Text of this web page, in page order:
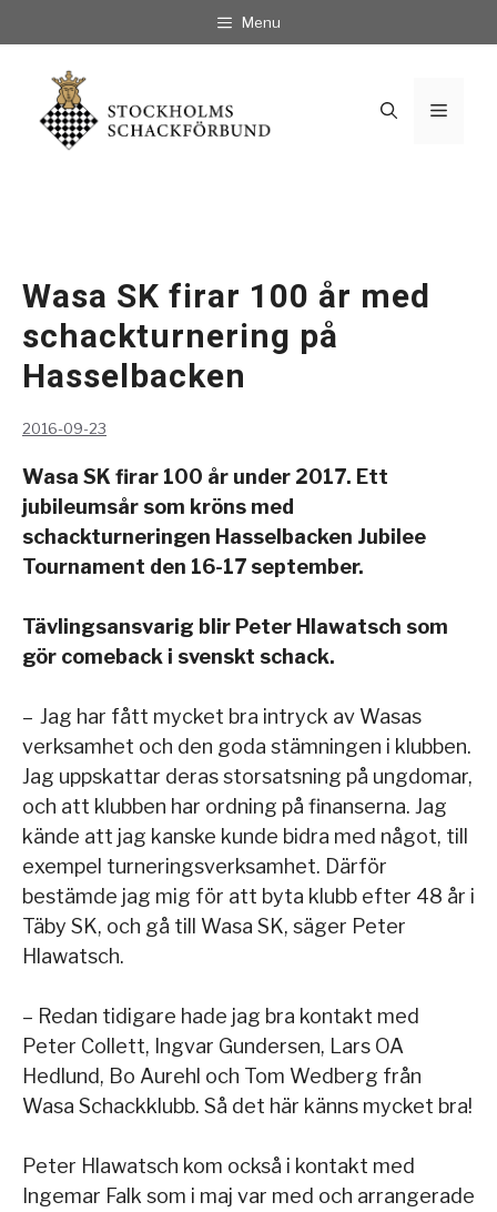
till
innehåll
Menu
Meny
Wasa SK firar 100 år med
schackturnering på
Hasselbacken
2016-09-23
Wasa SK firar 100 år under 2017. Ett
jubileumsår som kröns med
schackturneringen Hasselbacken Jubilee
Tournament den 16-17 september.
Tävlingsansvarig blir Peter Hlawatsch som
gör comeback i svenskt schack.
– Jag har fått mycket bra intryck av Wasas
verksamhet och den goda stämningen i klubben.
Jag uppskattar deras storsatsning på ungdomar,
och att klubben har ordning på finanserna. Jag
kände att jag kanske kunde bidra med något, till
exempel turneringsverksamhet. Därför
bestämde jag mig för att byta klubb efter 48 år i
Täby SK, och gå till Wasa SK, säger Peter
Hlawatsch.
– Redan tidigare hade jag bra kontakt med
Peter Collett, Ingvar Gundersen, Lars OA
Hedlund, Bo Aurehl och Tom Wedberg från
Wasa Schackklubb. Så det här känns mycket bra!
Peter Hlawatsch kom också i kontakt med
Ingemar Falk som i maj var med och arrangerade